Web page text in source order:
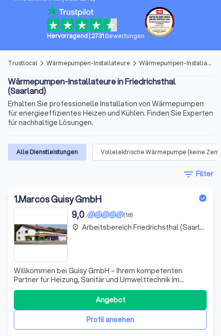
Hervorragend| 2731 Bewertungen
Trustlocal arrow_forward_ios Wärmepumpen-Installateure arrow_forward_ios Wärmepumpen-Installateure in Friedrichsthal (Saarland)
Wärmepumpen-Installateure in Friedrichsthal
(Saarland)
Erhalten Sie professionelle Installation von Wärmepumpen
für energieeffizientes Heizen und Kühlen. Finden Sie Experten
für nachhaltige Lösungen.
Alle Dienstleistungen Vollelektrische Wärmepumpe (keine
filter_list Filter
1.Marcos Guisy GmbH
(18)
9,0
Willkommen bei Guisy GmbH – Ihrem kompetenten
Partner für Heizung, Sanitär und Umwelttechnik im
Saarland! Seit fast 50 Jahren stehen wir für
Fachkompetenz, Zuverlässigkeit und innovative Lösungen.
Ob Neubau oder Modernisierung, wir bieten Ihnen einen
umfassenden Komplettservice, der von der ersten B
Profil ansehen
Angebot
place Arbeitsbereich Friedrichsthal (Saarland)